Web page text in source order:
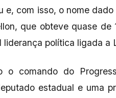
e, com isso, o nome
que obteve quase de
liderança política ligada a
o comando do
estadual e uma